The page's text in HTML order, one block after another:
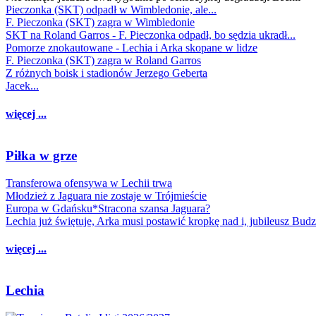
Pieczonka (SKT) odpadł w Wimbledonie, ale...
F. Pieczonka (SKT) zagra w Wimbledonie
SKT na Roland Garros - F. Pieczonka odpadł, bo sędzia ukradł...
Pomorze znokautowane - Lechia i Arka skopane w lidze
F. Pieczonka (SKT) zagra w Roland Garros
Z różnych boisk i stadionów Jerzego Geberta
Jacek...
więcej ...
Piłka w grze
Transferowa ofensywa w Lechii trwa
Młodzież z Jaguara nie zostaje w Trójmieście
Europa w Gdańsku*Stracona szansa Jaguara?
Lechia już świętuje, Arka musi postawić kropkę nad i, jubileusz
więcej ...
Lechia